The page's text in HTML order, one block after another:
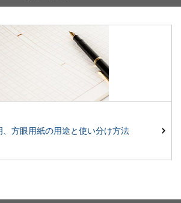
、方眼用紙の用途と使い分け方法